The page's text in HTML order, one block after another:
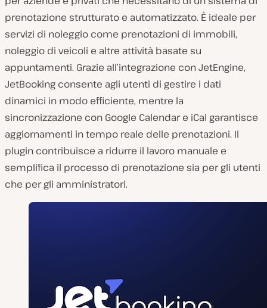
prenotazione strutturato e automatizzato. È ideale per
servizi di noleggio come prenotazioni di immobili,
noleggio di veicoli e altre attività basate su
appuntamenti. Grazie all’integrazione con JetEngine,
JetBooking consente agli utenti di gestire i dati
dinamici in modo efficiente, mentre la
sincronizzazione con Google Calendar e iCal garantisce
aggiornamenti in tempo reale delle prenotazioni. Il
plugin contribuisce a ridurre il lavoro manuale e
semplifica il processo di prenotazione sia per gli utenti
che per gli amministratori.